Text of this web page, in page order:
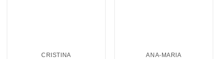
CRISTINA ANA-MARIA